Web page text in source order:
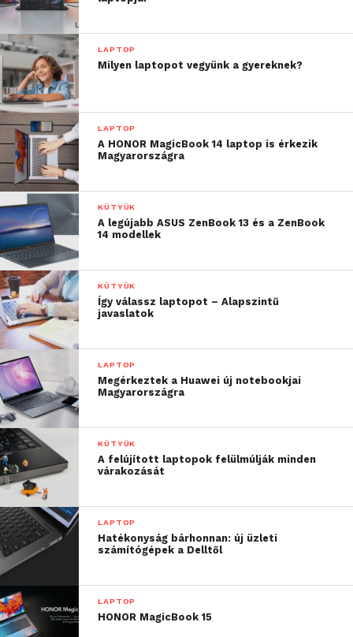
LAPTOP
Milyen laptopot vegyünk a gyereknek?
LAPTOP
A HONOR MagicBook 14 laptop is érkezik
Magyarországra
KÜTYÜK
A legújabb ASUS ZenBook 13 és a ZenBook
14 modellek
KÜTYÜK
Így válassz laptopot – Alapszintű
javaslatok
LAPTOP
Megérkeztek a Huawei új notebookjai
Magyarországra
KÜTYÜK
A felújított laptopok felülmúlják minden
várakozását
LAPTOP
Hatékonyság bárhonnan: új üzleti
számítógépek a Delltől
LAPTOP
HONOR MagicBook 15